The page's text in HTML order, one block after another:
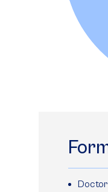
Doctor